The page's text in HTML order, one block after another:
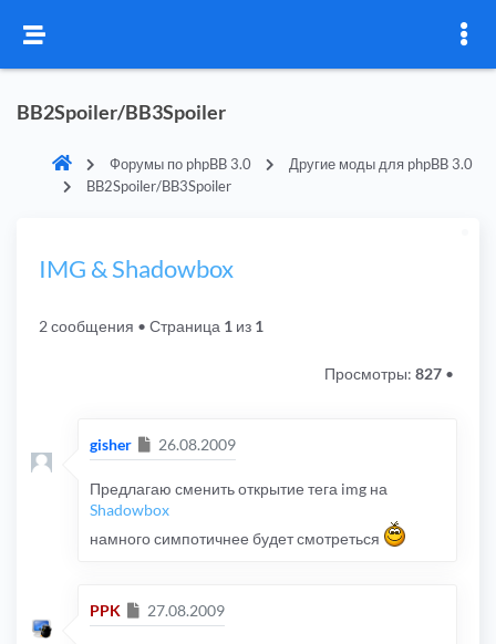
BB2Spoiler/BB3Spoiler
Форумы по phpBB 3.0
Другие моды для phpBB 3.0
BB2Spoiler/BB3Spoiler
IMG & Shadowbox
2 сообщения • Страница 1 из 1
Просмотры: 827 •
gisher Сообщение
26.08.2009
Предлагаю сменить открытие тега img на
Shadowbox
намного симпотичнее будет смотреться
PPK Сообщение
27.08.2009